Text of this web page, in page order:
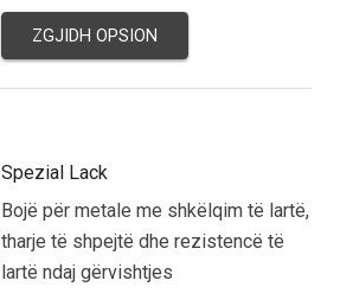
ZGJIDH OPSION
Spezial Lack
Bojë për metale me shkëlqim të lartë,
tharje të shpejtë dhe rezistencë të
lartë ndaj gërvishtjes